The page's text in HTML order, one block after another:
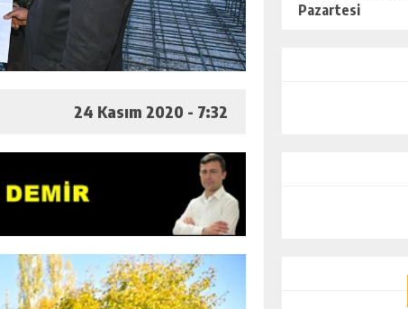
24 Kasım 2020 - 7:32
Pazartesi